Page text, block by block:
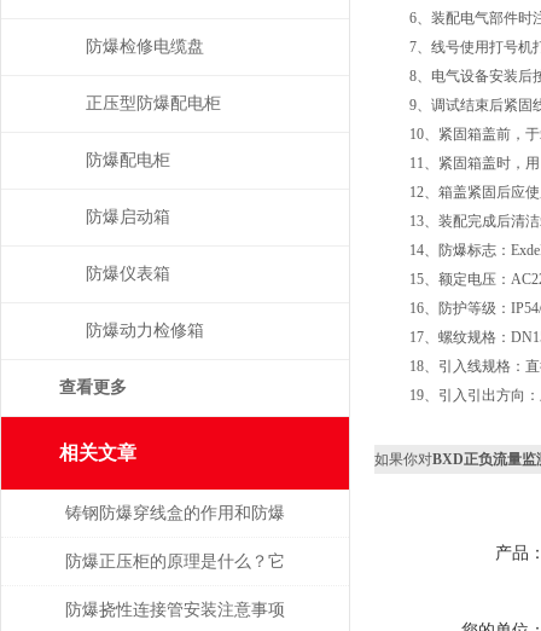
6、装配电气部件时
7、线号使用打号机打
8、电气设备安装后
9、调试结束后紧固线
10、紧固箱盖前，于
11、紧固箱盖时，用
12、箱盖紧固后应使
13、装配完成后清洁
14、防爆标志：
15、额定电压：
16、防护等级：IP54/
17、螺纹规格：
18、引入线规格：直
19、引入引出方向：
如果你对BXD正负流量监
产品
防爆检修电缆盘
正压型防爆配电柜
防爆配电柜
防爆启动箱
防爆仪表箱
防爆动力检修箱
查看更多
相关文章
铸钢防爆穿线盒的作用和防爆
相关功能
防爆正压柜的原理是什么？它
具备哪些优点？
防爆挠性连接管安装注意事项